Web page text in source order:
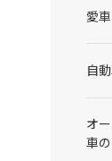
愛
自
オ
車